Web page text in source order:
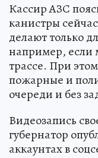
Кассир АЗС
канистры
делают только
например, если
трассе. При
пожарные и
очереди и без
Видеозапись
губернатор
аккаунтах в